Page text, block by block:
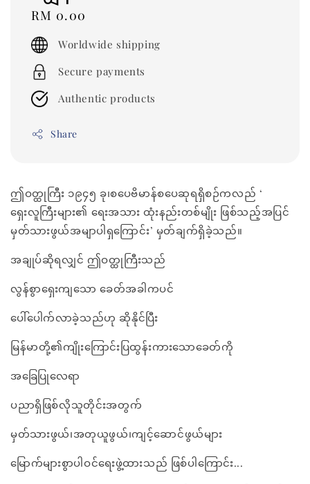
Regular
price
RM 0.00
Worldwide shipping
Secure payments
Authentic products
Share
ဤဝတ္ထုကြီး ၁၉၄၅ ခု၊စပေဗိမာန်စပေဆုရရှိစဉ်ကလည် ‘
ရှေးလူကြီးများ၏ ရေးအသား ထုံးနည်းတစ်မျိုး ဖြစ်သည့်အပြင်
မှတ်သားဖွယ်အမျာပါရှကြောင်း’ မှတ်ချက်ရှိခဲ့သည်။
အချုပ်ဆိုရလျှင် ဤဝတ္ထုကြီးသည်
လွန်စွာရှေးကျသော ခေတ်အခါကပင်
ပေါ်ပေါက်လာခဲ့သည်ဟု ဆိုနိုင်ပြီး
မြန်မာတို့၏ကျိုးကြောင်းပြထွန်းကားသောခေတ်ကို
အခြေပြုလေရာ
ပညာရှိဖြစ်လိုသူတိုင်းအတွက်
မှတ်သားဖွယ်၊အတုယူဖွယ်၊ကျင့်ဆောင်ဖွယ်များ
မြောက်များစွာပါဝင်ရေးဖွဲ့ထားသည် ဖြစ်ပါကြောင်း...